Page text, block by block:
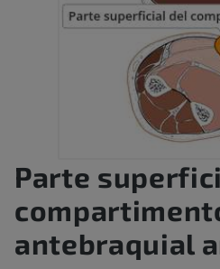
Parte
antebraquial